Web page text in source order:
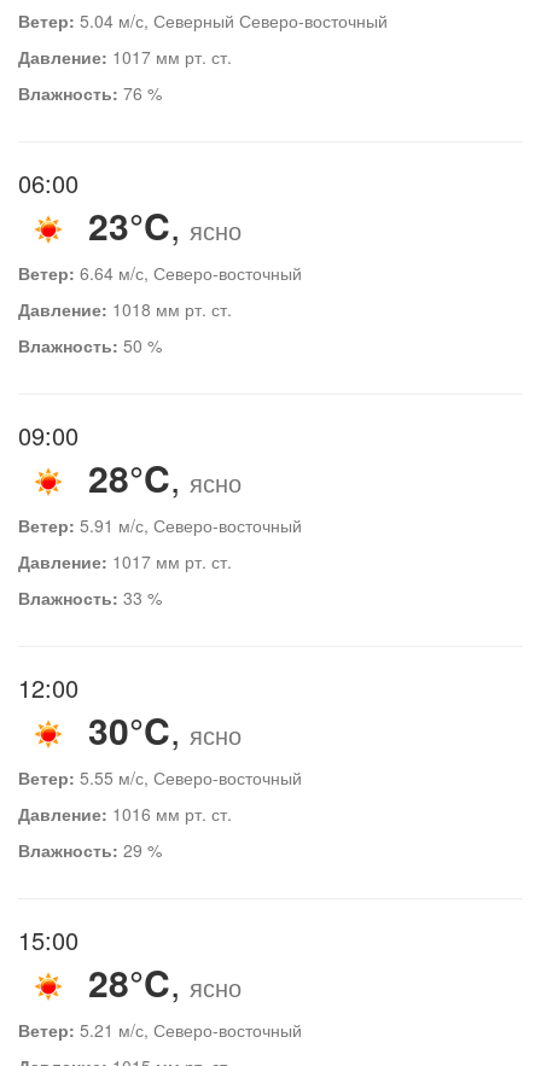
Ветер: 5.04 м/с, Северный Северо-восточный
Давление: 1017 мм рт. ст.
Влажность: 76 %
06:00
23°C, ясно
Ветер: 6.64 м/с, Северо-восточный
Давление: 1018 мм рт. ст.
Влажность: 50 %
09:00
28°C, ясно
Ветер: 5.91 м/с, Северо-восточный
Давление: 1017 мм рт. ст.
Влажность: 33 %
12:00
30°C, ясно
Ветер: 5.55 м/с, Северо-восточный
Давление: 1016 мм рт. ст.
Влажность: 29 %
15:00
28°C, ясно
Ветер: 5.21 м/с, Северо-восточный